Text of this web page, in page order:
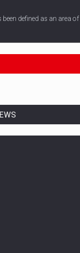
been defined as an area
SPORTS NEWS